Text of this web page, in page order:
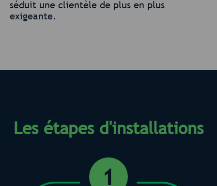
séduit une clientèle de plus en plus
exigeante.
Les étapes d'installations
1